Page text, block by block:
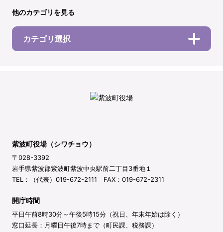
他のカテゴリを見る
カテゴリ選択
紫波町役場（シワチョウ）
〒028-3392
岩手県紫波郡紫波町紫波中央駅前二丁目3番地１
TEL：（代表）019-672-2111 FAX：019-672-2311
開庁時間
平日午前8時30分～午後5時15分（祝日、年末年始は除く）
窓口延長：月曜日午後7時まで（町民課、税務課）